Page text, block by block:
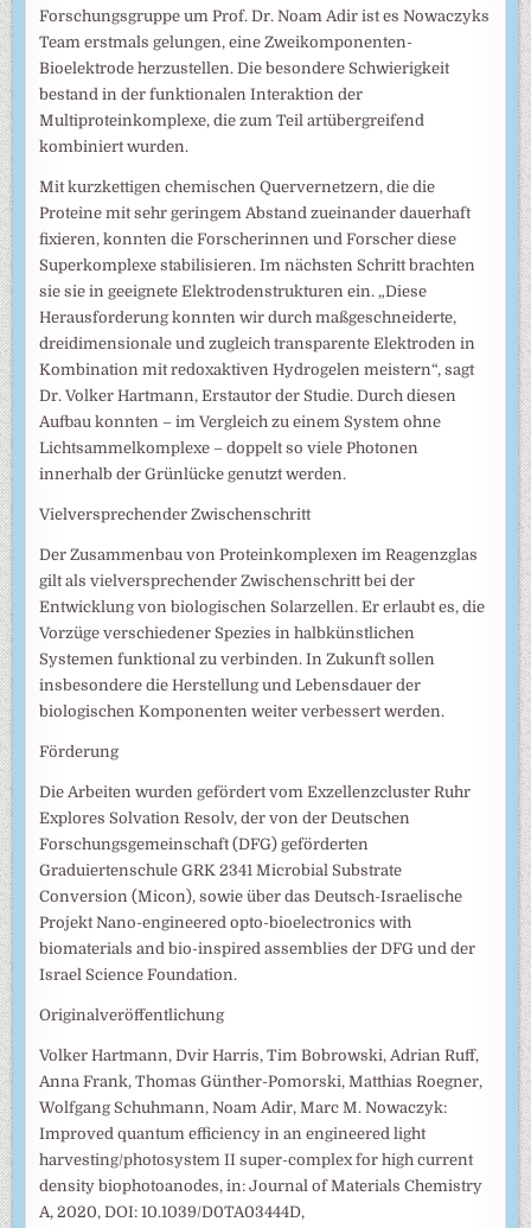
Forschungsgruppe um Prof. Dr. Noam Adir ist es Nowaczyks
Team erstmals gelungen, eine Zweikomponenten-
Bioelektrode herzustellen. Die besondere Schwierigkeit
bestand in der funktionalen Interaktion der
Multiproteinkomplexe, die zum Teil artübergreifend
kombiniert wurden.
Mit kurzkettigen chemischen Quervernetzern, die die
Proteine mit sehr geringem Abstand zueinander dauerhaft
fixieren, konnten die Forscherinnen und Forscher diese
Superkomplexe stabilisieren. Im nächsten Schritt brachten
sie sie in geeignete Elektrodenstrukturen ein. „Diese
Herausforderung konnten wir durch maßgeschneiderte,
dreidimensionale und zugleich transparente Elektroden in
Kombination mit redoxaktiven Hydrogelen meistern“, sagt
Dr. Volker Hartmann, Erstautor der Studie. Durch diesen
Aufbau konnten – im Vergleich zu einem System ohne
Lichtsammelkomplexe – doppelt so viele Photonen
innerhalb der Grünlücke genutzt werden.
Vielversprechender Zwischenschritt
Der Zusammenbau von Proteinkomplexen im Reagenzglas
gilt als vielversprechender Zwischenschritt bei der
Entwicklung von biologischen Solarzellen. Er erlaubt es, die
Vorzüge verschiedener Spezies in halbkünstlichen
Systemen funktional zu verbinden. In Zukunft sollen
insbesondere die Herstellung und Lebensdauer der
biologischen Komponenten weiter verbessert werden.
Förderung
Die Arbeiten wurden gefördert vom Exzellenzcluster Ruhr
Explores Solvation Resolv, der von der Deutschen
Forschungsgemeinschaft (DFG) geförderten
Graduiertenschule GRK 2341 Microbial Substrate
Conversion (Micon), sowie über das Deutsch-Israelische
Projekt Nano-engineered opto-bioelectronics with
biomaterials and bio-inspired assemblies der DFG und der
Israel Science Foundation.
Originalveröffentlichung
Volker Hartmann, Dvir Harris, Tim Bobrowski, Adrian Ruff,
Anna Frank, Thomas Günther-Pomorski, Matthias Roegner,
Wolfgang Schuhmann, Noam Adir, Marc M. Nowaczyk:
Improved quantum efficiency in an engineered light
harvesting/photosystem II super-complex for high current
density biophotoanodes, in: Journal of Materials Chemistry
A, 2020, DOI: 10.1039/D0TA03444D,